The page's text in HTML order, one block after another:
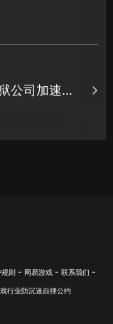
公司加速器
规则 - 网易游戏 - 联系我们 -
行业防沉迷自律公约